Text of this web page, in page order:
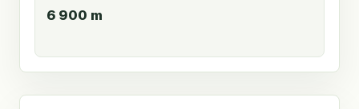
6 900 m